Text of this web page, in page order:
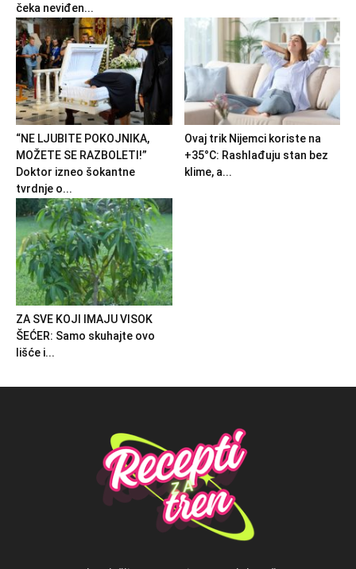
čeka neviđen...
“NE LJUBITE POKOJNIKA,
MOŽETE SE RAZBOLETI!”
Doktor izneo šokantne
tvrdnje o...
Ovaj trik Nijemci koriste na
+35°C: Rashlađuju stan bez
klime, a...
ZA SVE KOJI IMAJU VISOK
ŠEĆER: Samo skuhajte ovo
lišće i...